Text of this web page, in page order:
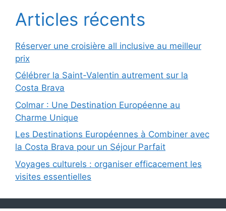
Articles récents
Réserver une croisière all inclusive au meilleur
prix
Célébrer la Saint-Valentin autrement sur la
Costa Brava
Colmar : Une Destination Européenne au
Charme Unique
Les Destinations Européennes à Combiner avec
la Costa Brava pour un Séjour Parfait
Voyages culturels : organiser efficacement les
visites essentielles